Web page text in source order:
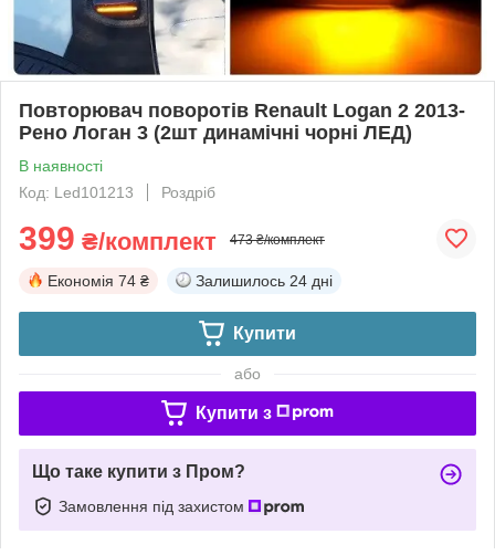
Повторювач поворотів Renault Logan 2 2013-
Рено Логан 3 (2шт динамічні чорні ЛЕД)
В наявності
Код: Led101213
Роздріб
399 ₴/комплект 473 ₴/комплект
Економія 74 ₴ Залишилось 24 дні
Купити
або
Купити з
Що таке купити з Пром?
Замовлення під захистом